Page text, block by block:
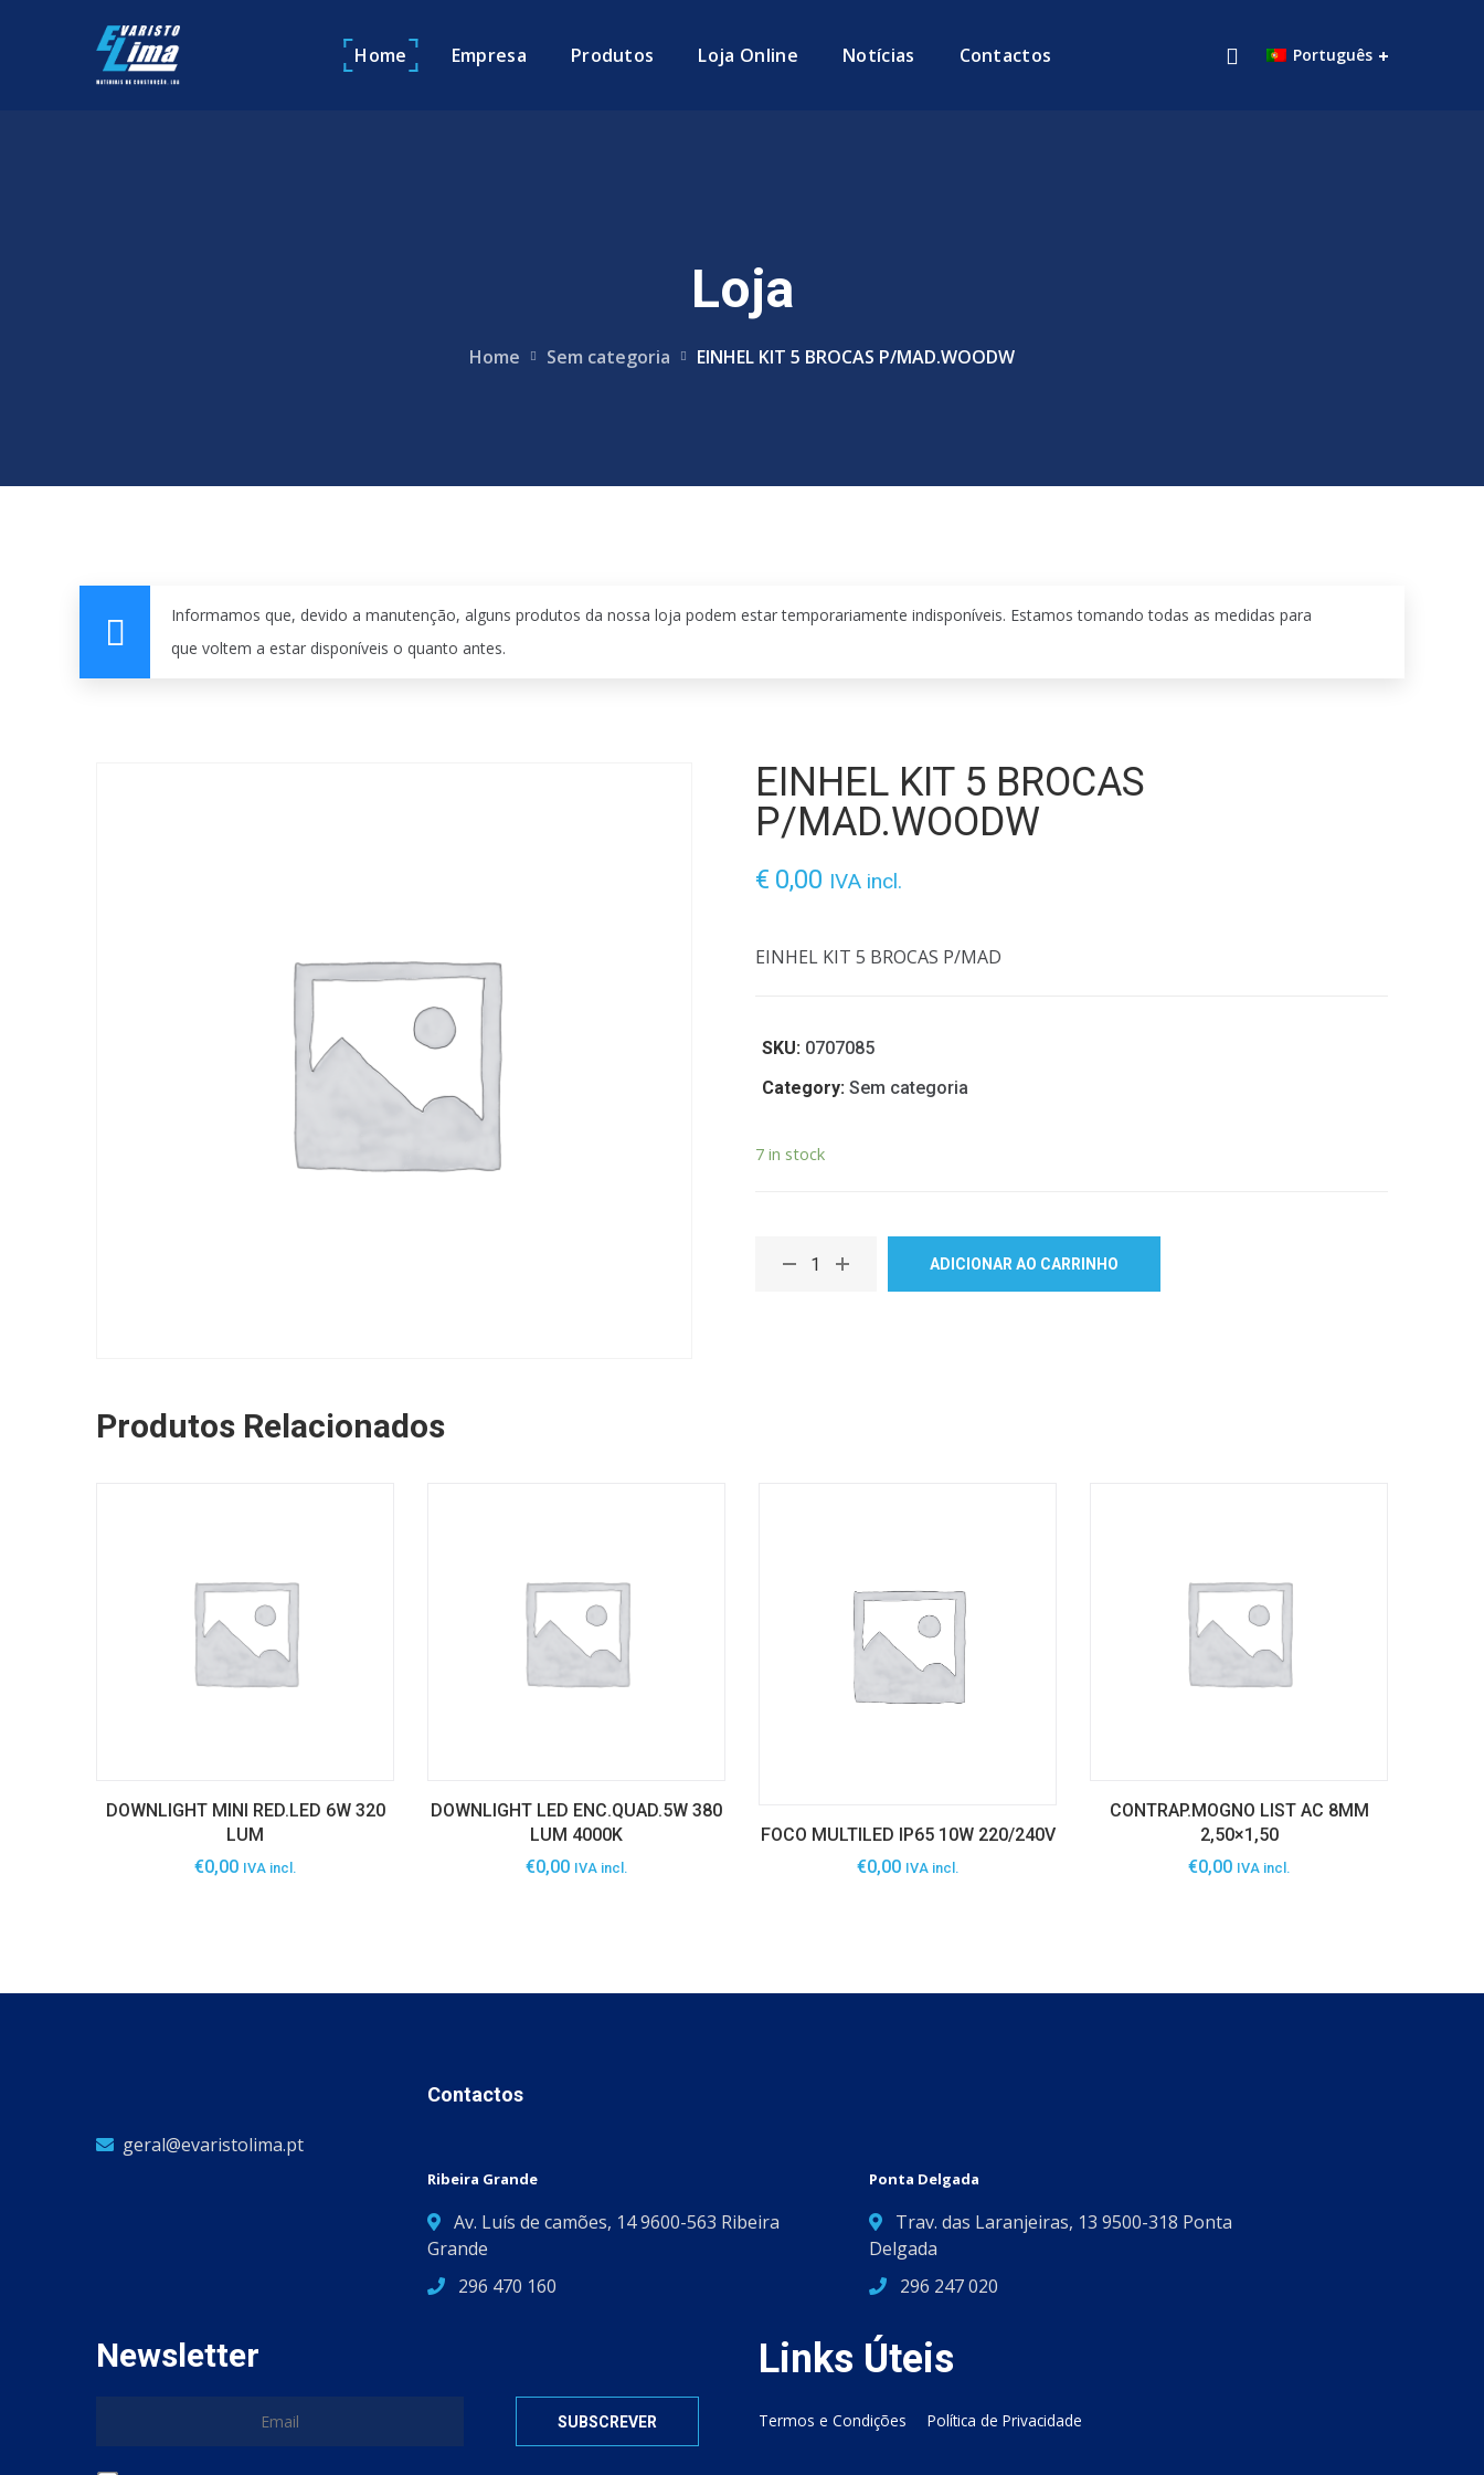
Home Empresa Produtos Loja Online Notícias Contactos Português
Loja
Home Sem categoria EINHEL KIT 5 BROCAS P/MAD.WOODW
Informamos que, devido a manutenção, alguns produtos da nossa loja podem estar temporariamente indisponíveis. Estamos tomando todas as medidas para
que voltem a estar disponíveis o quanto antes.
EINHEL KIT 5 BROCAS
P/MAD.WOODW
€ 0,00 IVA incl.
EINHEL KIT 5 BROCAS P/MAD
SKU: 0707085
Category: Sem categoria
7 in stock
ADICIONAR AO CARRINHO
Produtos Relacionados
DOWNLIGHT MINI RED.LED 6W 320
LUM
€0,00 IVA incl.
DOWNLIGHT LED ENC.QUAD.5W 380
LUM 4000K
€0,00 IVA incl.
FOCO MULTILED IP65 10W 220/240V
€0,00 IVA incl.
CONTRAP.MOGNO LIST AC 8MM
2,50×1,50
€0,00 IVA incl.
geral@evaristolima.pt
Contactos
Ribeira Grande
Av. Luís de camões, 14 9600-563 Ribeira
Grande
296 470 160
Ponta Delgada
Trav. das Laranjeiras, 13 9500-318 Ponta
Delgada
296 247 020
Newsletter Links Úteis
Termos e Condições Política de Privacidade